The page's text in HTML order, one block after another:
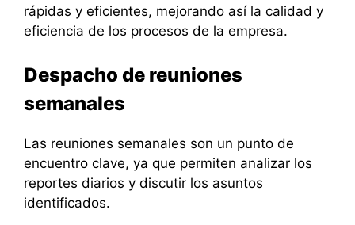
rápidas y eficientes, mejorando así la calidad y
eficiencia de los procesos de la empresa.
Despacho de reuniones
semanales
Las reuniones semanales son un punto de
encuentro clave, ya que permiten analizar los
reportes diarios y discutir los asuntos
identificados.